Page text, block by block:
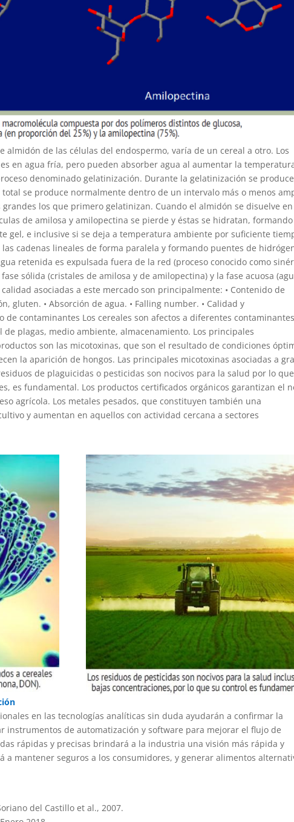
almidón de las células del endospermo, varía de un cereal a otro. Los
en agua fría, pero pueden absorber agua al aumentar la
denominado gelatinización. Durante la gelatinización se
se produce normalmente dentro de un intervalo más o menos
los que primero gelatinizan. Cuando el almidón se disuelve en
de amilosa y amilopectina se pierde y éstas se hidratan,
gel, e inclusive si se deja a temperatura ambiente por suficiente
cadenas lineales de forma paralela y formando puentes de
retenida es expulsada fuera de la red (proceso conocido como
sólida (cristales de amilosa y de amilopectina) y la fase acuosa
asociadas a este mercado son principalmente: • Contenido de
gluten. • Absorción de agua. • Falling number. • Calidad y
contaminantes Los cereales son afectos a diferentes
plagas, medio ambiente, almacenamiento. Los principales
son las micotoxinas, que son el resultado de condiciones
la aparición de hongos. Las principales micotoxinas asociadas a
de plaguicidas o pesticidas son nocivos para la salud por lo
es fundamental. Los productos certificados orgánicos garantizan el
agrícola. Los metales pesados, que constituyen también una
y aumentan en aquellos con actividad cercana a sectores
en las tecnologías analíticas sin duda ayudarán a confirmar la
instrumentos de automatización y software para mejorar el flujo de
rápidas y precisas brindará a la industria una visión más rápida y
a mantener seguros a los consumidores, y generar alimentos
del Castillo et al., 2007.